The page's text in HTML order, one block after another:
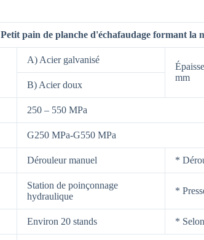
Petit pain de planche d'échafaudage formant la
A) Acier galvanisé
mm
B) Acier doux
250 – 550 MPa
G250 MPa-G550 MPa
Dérouleur manuel *
Station de poinçonnage
hydraulique
*
Environ 20 stands *